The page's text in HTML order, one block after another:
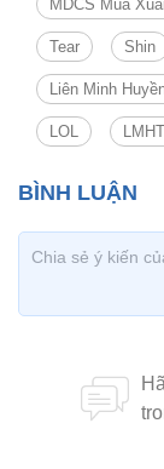
MDCS Mùa
Tear Shin
Liên Minh
LOL LMHT